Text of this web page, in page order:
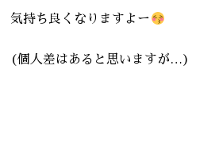
気持ち良くなりますよー
(個人差はあると思いますが…)